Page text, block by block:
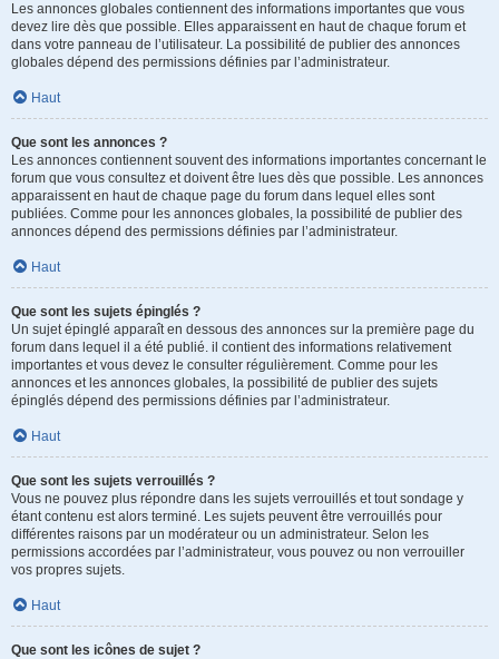
Les annonces globales contiennent des informations importantes que vous
devez lire dès que possible. Elles apparaissent en haut de chaque forum et
dans votre panneau de l’utilisateur. La possibilité de publier des annonces
globales dépend des permissions définies par l’administrateur.
Haut
Que sont les annonces ?
Les annonces contiennent souvent des informations importantes concernant le
forum que vous consultez et doivent être lues dès que possible. Les annonces
apparaissent en haut de chaque page du forum dans lequel elles sont
publiées. Comme pour les annonces globales, la possibilité de publier des
annonces dépend des permissions définies par l’administrateur.
Haut
Que sont les sujets épinglés ?
Un sujet épinglé apparaît en dessous des annonces sur la première page du
forum dans lequel il a été publié. il contient des informations relativement
importantes et vous devez le consulter régulièrement. Comme pour les
annonces et les annonces globales, la possibilité de publier des sujets
épinglés dépend des permissions définies par l’administrateur.
Haut
Que sont les sujets verrouillés ?
Vous ne pouvez plus répondre dans les sujets verrouillés et tout sondage y
étant contenu est alors terminé. Les sujets peuvent être verrouillés pour
différentes raisons par un modérateur ou un administrateur. Selon les
permissions accordées par l’administrateur, vous pouvez ou non verrouiller
vos propres sujets.
Haut
Que sont les icônes de sujet ?